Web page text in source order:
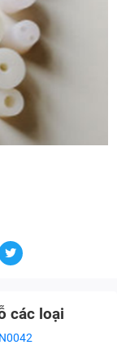
các loại